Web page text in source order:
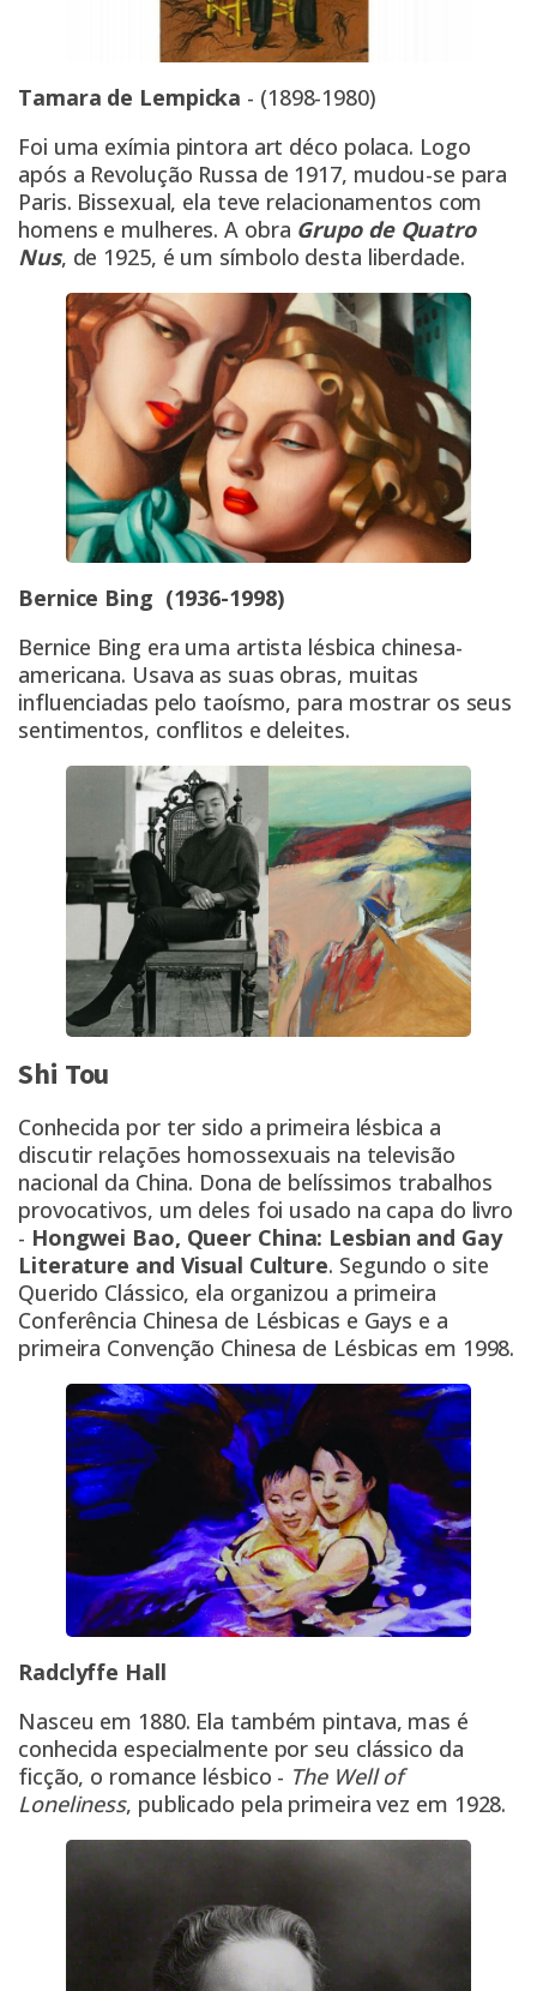
Tamara de Lempicka - (1898-1980)
Foi uma exímia pintora art déco polaca. Logo
após a Revolução Russa de 1917, mudou-se para
Paris. Bissexual, ela teve relacionamentos com
homens e mulheres. A obra Grupo de Quatro
Nus, de 1925, é um símbolo desta liberdade.
Bernice Bing (1936-1998)
Bernice Bing era uma artista lésbica chinesa-
americana. Usava as suas obras, muitas
influenciadas pelo taoísmo, para mostrar os seus
sentimentos, conflitos e deleites.
Shi Tou
Conhecida por ter sido a primeira lésbica a
discutir relações homossexuais na televisão
nacional da China. Dona de belíssimos trabalhos
provocativos, um deles foi usado na capa do livro
- Hongwei Bao, Queer China: Lesbian and Gay
Literature and Visual Culture. Segundo o site
Querido Clássico, ela organizou a primeira
Conferência Chinesa de Lésbicas e Gays e a
primeira Convenção Chinesa de Lésbicas em 1998.
Radclyffe Hall
Nasceu em 1880. Ela também pintava, mas é
conhecida especialmente por seu clássico da
ficção, o romance lésbico - The Well of
Loneliness, publicado pela primeira vez em 1928.